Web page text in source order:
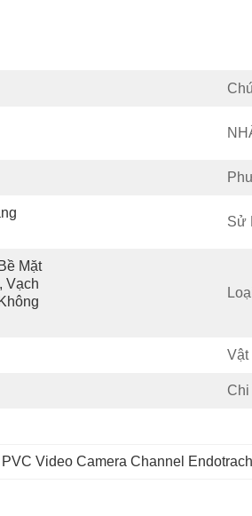
Sử
Mặt
Vạch
Vật
PVC Video Camera Channel